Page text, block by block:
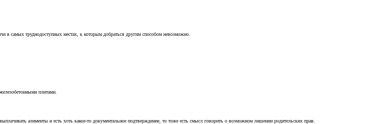
в самых труднодоступных местах, к которым добраться другим способом невозможно.
плитами.
алименты и есть хоть какое-то документальное подтверждение, то тоже есть смысл говорить о возможном лишении родительских прав.